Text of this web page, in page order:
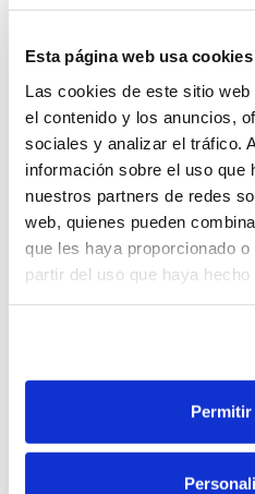
Esta página web usa cookies
Las cookies de este sitio
el contenido y los anuncios,
sociales y analizar el tráfico.
información sobre el uso que
nuestros partners de redes
web, quienes pueden
que les haya proporcionado
partir del uso que haya
Permitir
laboral y ayudarles
SERVICIOS PARA
SERVICIOS